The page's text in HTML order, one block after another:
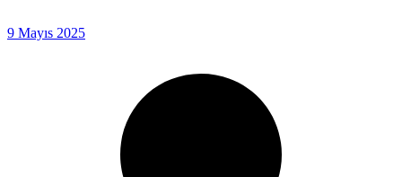
9 Mayıs 2025